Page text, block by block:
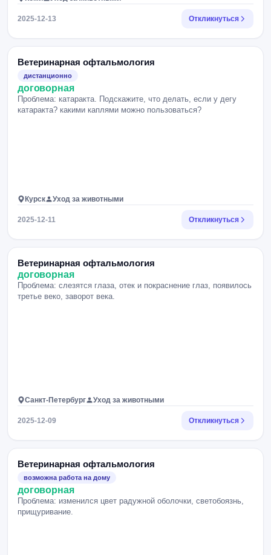
2025-12-13 Откликнуться
Ветеринарная офтальмология
дистанционно
договорная
Проблема: катаракта. Подскажите, что делать, если у дегу
катаракта? какими каплями можно пользоваться?
Курск Уход за животными
2025-12-11 Откликнуться
Ветеринарная офтальмология
договорная
Проблема: слезятся глаза, отек и покраснение глаз, появилось
третье веко, заворот века.
Санкт-Петербург Уход за животными
2025-12-09 Откликнуться
Ветеринарная офтальмология
возможна работа на дому
договорная
Проблема: изменился цвет радужной оболочки, светобоязнь,
прищуривание.